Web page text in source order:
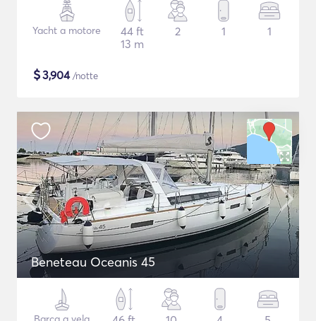
Yacht a motore
44 ft
13 m
2 1 1
$3,904/notte
Beneteau Oceanis 45